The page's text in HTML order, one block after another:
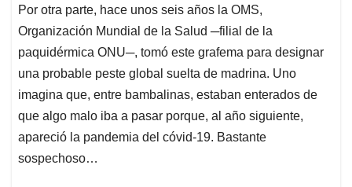
Por otra parte, hace unos seis años la OMS,
Organización Mundial de la Salud ─filial de la
paquidérmica ONU─, tomó este grafema para designar
una probable peste global suelta de madrina. Uno
imagina que, entre bambalinas, estaban enterados de
que algo malo iba a pasar porque, al año siguiente,
apareció la pandemia del cóvid-19. Bastante
sospechoso…